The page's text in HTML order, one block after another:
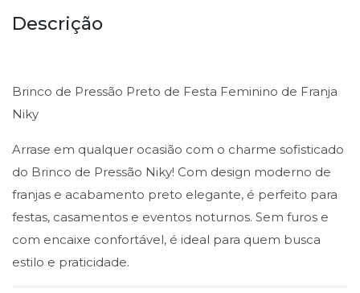
Descrição
Brinco de Pressão Preto de Festa Feminino de Franja
Niky
Arrase em qualquer ocasião com o charme sofisticado
do Brinco de Pressão Niky! Com design moderno de
franjas e acabamento preto elegante, é perfeito para
festas, casamentos e eventos noturnos. Sem furos e
com encaixe confortável, é ideal para quem busca
estilo e praticidade.